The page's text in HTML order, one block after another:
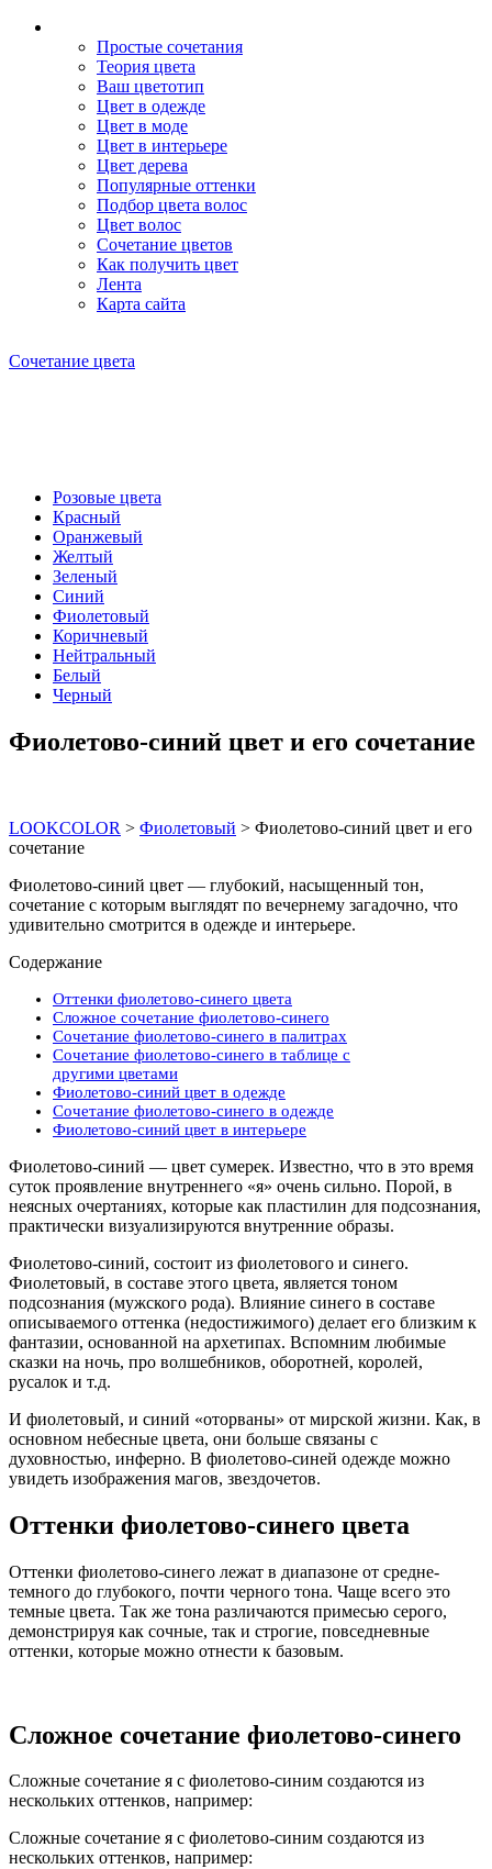
Простые сочетания
Теория цвета
Ваш цветотип
Цвет в одежде
Цвет в моде
Цвет в интерьере
Цвет дерева
Популярные оттенки
Подбор цвета волос
Цвет волос
Сочетание цветов
Как получить цвет
Лента
Карта сайта
Сочетание цвета
Розовые цвета
Красный
Оранжевый
Желтый
Зеленый
Синий
Фиолетовый
Коричневый
Нейтральный
Белый
Черный
Фиолетово-синий цвет и его сочетание
LOOKCOLOR > Фиолетовый > Фиолетово-синий цвет и его
сочетание
Фиолетово-синий цвет — глубокий, насыщенный тон,
сочетание с которым выглядят по вечернему загадочно, что
удивительно смотрится в одежде и интерьере.
Содержание
Оттенки фиолетово-синего цвета
Сложное сочетание фиолетово-синего
Сочетание фиолетово-синего в палитрах
Сочетание фиолетово-синего в таблице с
другими цветами
Фиолетово-синий цвет в одежде
Сочетание фиолетово-синего в одежде
Фиолетово-синий цвет в интерьере
Фиолетово-синий — цвет сумерек. Известно, что в это время
суток проявление внутреннего «я» очень сильно. Порой, в
неясных очертаниях, которые как пластилин для подсознания,
практически визуализируются внутренние образы.
Фиолетово-синий, состоит из фиолетового и синего.
Фиолетовый, в составе этого цвета, является тоном
подсознания (мужского рода). Влияние синего в составе
описываемого оттенка (недостижимого) делает его близким к
фантазии, основанной на архетипах. Вспомним любимые
сказки на ночь, про волшебников, оборотней, королей,
русалок и т.д.
И фиолетовый, и синий «оторваны» от мирской жизни. Как, в
основном небесные цвета, они больше связаны с
духовностью, инферно. В фиолетово-синей одежде можно
увидеть изображения магов, звездочетов.
Оттенки фиолетово-синего цвета
Оттенки фиолетово-синего лежат в диапазоне от средне-
темного до глубокого, почти черного тона. Чаще всего это
темные цвета. Так же тона различаются примесью серого,
демонстрируя как сочные, так и строгие, повседневные
оттенки, которые можно отнести к базовым.
Сложное сочетание фиолетово-синего
Сложные сочетание я с фиолетово-синим создаются из
нескольких оттенков, например:
Сложные сочетание я с фиолетово-синим создаются из
нескольких оттенков, например: